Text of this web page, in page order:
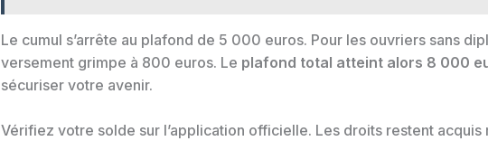
Le cumul s’arrête au plafond de 5 000 euros. Pour les ouvriers sans
versement grimpe à 800 euros. Le plafond total atteint alors 8 000
sécuriser votre avenir.
Vérifiez votre solde sur l’application officielle. Les droits restent acquis